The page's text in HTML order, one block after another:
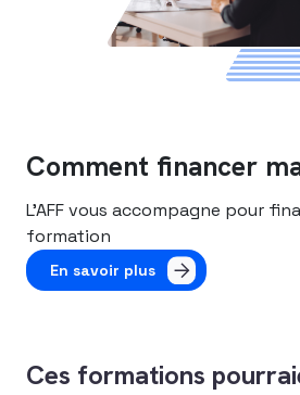
Comment financer
L’AFF vous accompagne pour
formation
En savoir plus
Ces formations